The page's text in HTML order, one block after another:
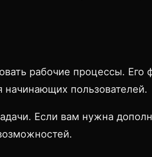
рабочие процессы. Его
начинающих пользователей.
Если вам нужна